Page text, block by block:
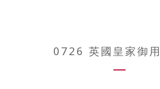
0726 英國皇家御